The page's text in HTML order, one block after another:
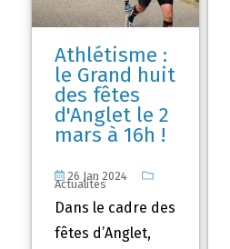
Athlétisme :
le Grand huit
des fêtes
d'Anglet le 2
mars à 16h !
26 Jan 2024
Actualités
Dans le cadre des
fêtes d’Anglet,